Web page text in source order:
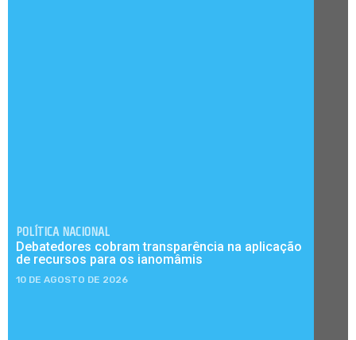
POLÍTICA NACIONAL
Debatedores cobram transparência na aplicação
de recursos para os ianomâmis
10 DE AGOSTO DE 2026